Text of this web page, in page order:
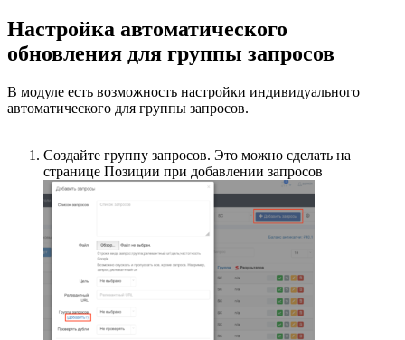
Настройка автоматического
обновления для группы запросов
В модуле есть возможность настройки индивидуального
автоматического для группы запросов.
Создайте группу запросов. Это можно сделать на
странице Позиции при добавлении запросов